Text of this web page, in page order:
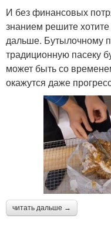
И без финансовых
знанием решите
дальше. Бутылочному
традиционную пасеку
может быть со
окажутся даже
читать дальше →